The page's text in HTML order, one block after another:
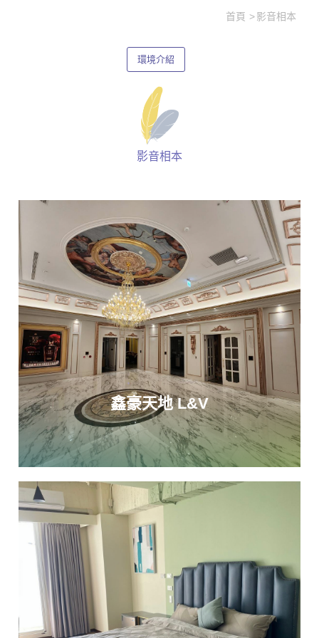
首頁 影音相本
環境介紹
影音相本
鑫豪天地 L&V